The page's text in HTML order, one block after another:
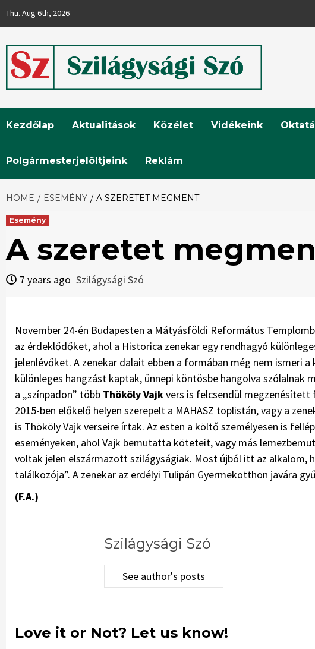
Thu. Aug 6th, 2026
Szilágysági
Szó
Kezdőlap Aktualitások Közélet Vidékeink
Polgármesterjelöltjeink Reklám
HOME ESEMÉNY A SZERETET MEGMENT
Esemény
A szeretet
7 years ago Szilágysági Szó
November 24-én Budapesten a Mátyásföldi Református
az érdeklődőket, ahol a Historica zenekar egy rendhagyó
jelenlévőket. A zenekar dalait ebben a formában még nem ismeri
különleges hangzást kaptak, ünnepi köntösbe hangolva szólalnak
a „színpadon” több Thököly Vajkvers is felcsendül
2015-ben előkelő helyen szerepelt a MAHASZ toplistán, vagy a
is Thököly Vajk verseire írtak. Az esten a költő személyesen is
eseményeken, ahol Vajk bemutatta köteteit, vagy más
voltak jelen elszármazott szilágyságiak. Most újból itt az alkalom,
találkozója”. A zenekar az erdélyi Tulipán Gyermekotthon javára
(F.A.)
Szilágysági Szó
See author's posts
Love it or Not? Let us know!